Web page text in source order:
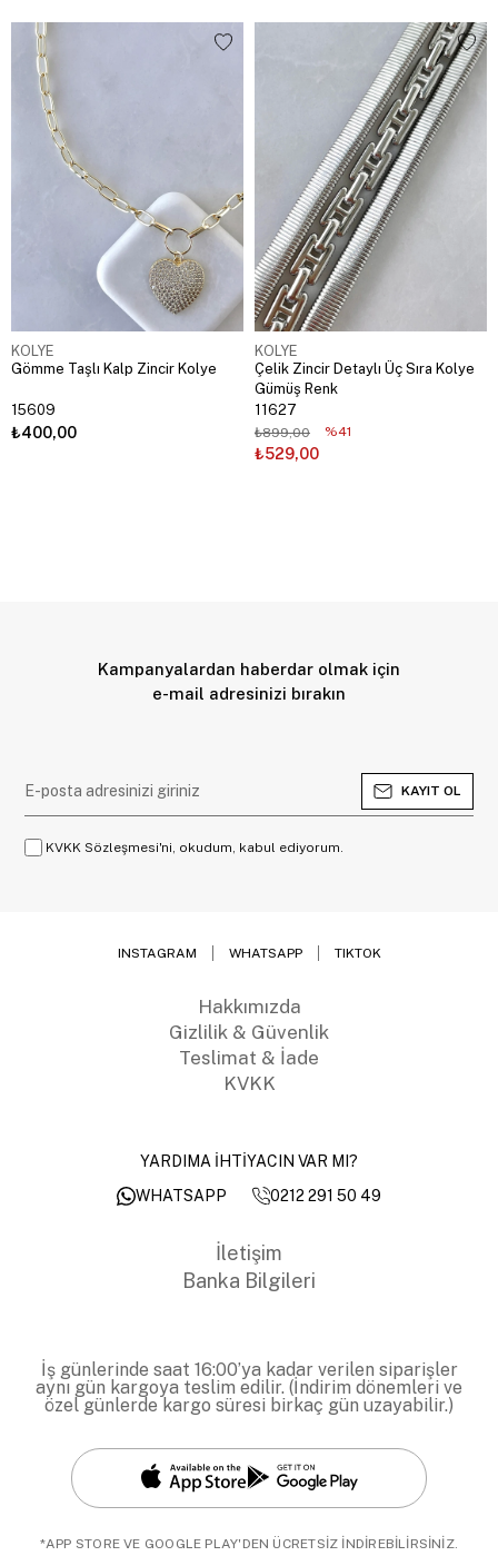
KOLYE
Gömme Taşlı Kalp Zincir Kolye
15609
₺400,00
KOLYE
Çelik Zincir Detaylı Üç Sıra Kolye
Gümüş Renk
11627
₺529,00
₺899,00 %41
Kampanyalardan haberdar olmak için
e-mail adresinizi bırakın
KAYIT OL
KVKK Sözleşmesi'ni, okudum, kabul ediyorum.
INSTAGRAM WHATSAPP TIKTOK
Hakkımızda
Gizlilik & Güvenlik
Teslimat & İade
KVKK
YARDIMA İHTİYACIN VAR MI?
WHATSAPP
0212 291 50 49
İletişim
Banka Bilgileri
İş günlerinde saat 16:00’ya kadar verilen siparişler
aynı gün kargoya teslim edilir. (İndirim dönemleri ve
özel günlerde kargo süresi birkaç gün uzayabilir.)
*APP STORE VE GOOGLE PLAY'DEN ÜCRETSİZ İNDİREBİLİRSİNİZ.